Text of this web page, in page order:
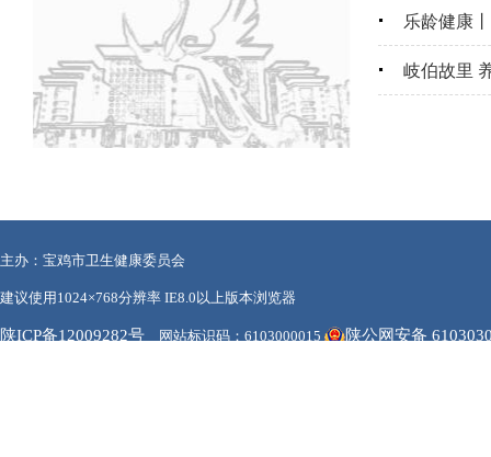
乐龄健康
岐伯故里
主办：宝鸡市卫生健康委员会
建议使用1024×768分辨率 IE8.0以上版本浏览器
陕ICP备12009282号 网站标识码：6103000015 陕公网安备